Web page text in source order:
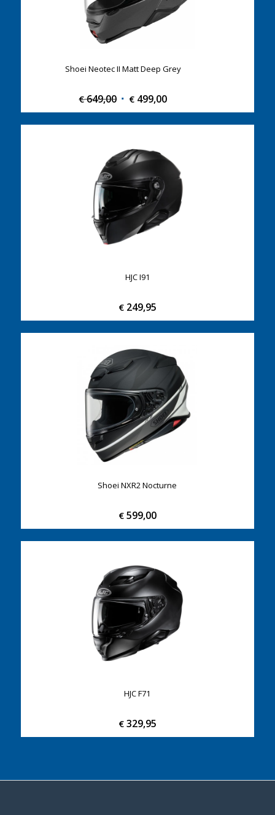
Shoei Neotec II Matt Deep Grey
€649,00 Original
price
was:
€ 499,00Current
price
is:
HJC I91
€249,95
Shoei NXR2 Nocturne
€599,00
HJC F71
€329,95